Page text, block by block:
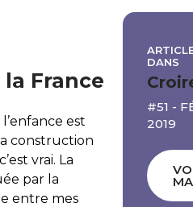
France
est
construction
vrai. La
par la
entre mes
DANS
#51 -
2019